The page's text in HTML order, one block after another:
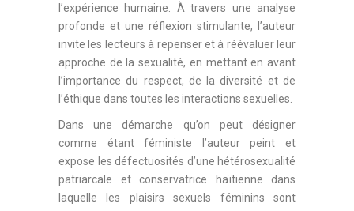
l’expérience humaine. À travers une analyse
profonde et une réflexion stimulante, l’auteur
invite les lecteurs à repenser et à réévaluer leur
approche de la sexualité, en mettant en avant
l’importance du respect, de la diversité et de
l’éthique dans toutes les interactions sexuelles.
Dans une démarche qu’on peut désigner
comme étant féministe l’auteur peint et
expose les défectuosités d’une hétérosexualité
patriarcale et conservatrice haïtienne dans
laquelle les plaisirs sexuels féminins sont